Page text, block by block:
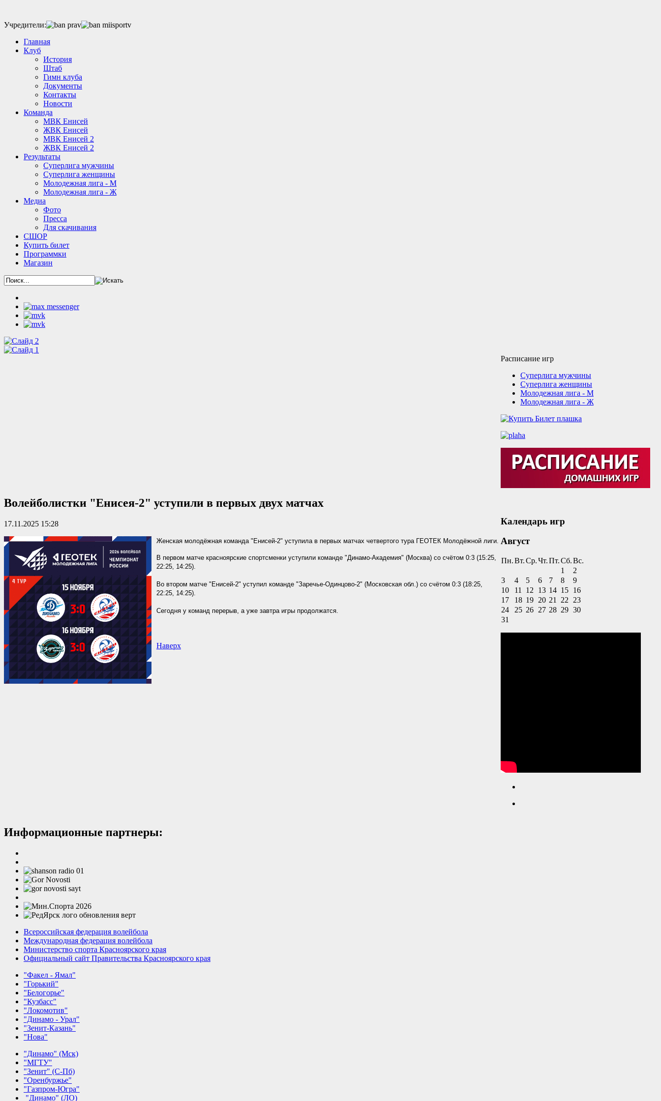
Учредители:
Главная
Клуб
История
Штаб
Гимн клуба
Документы
Контакты
Новости
Команда
МВК Енисей
ЖВК Енисей
МВК Енисей 2
ЖВК Енисей 2
Результаты
Суперлига мужчины
Суперлига женщины
Молодежная лига - М
Молодежная лига - Ж
Медиа
Фото
Пресса
Для скачивания
СШОР
Купить билет
Программки
Магазин
Волейболистки "Енисея-2" уступили в первых двух матчах
17.11.2025 15:28
Женская молодёжная команда "Енисей-2" уступила в первых матчах четвертого тура ГЕОТЕК Молодёжной лиги.
В первом матче красноярские спортсменки уступили команде "Динамо-Академия" (Москва) со счётом 0:3 (15:25,
22:25, 14:25).
Во втором матче "Енисей-2" уступил команде "Заречье-Одинцово-2" (Московская обл.) со счётом 0:3 (18:25,
22:25, 14:25).
Сегодня у команд перерыв, а уже завтра игры продолжатся.
Наверх
Расписание игр
Суперлига мужчины
Суперлига женщины
Молодежная лига - М
Молодежная лига - Ж
Календарь игр
Август
Пн.Вт.Ср.Чт.Пт.Сб.Вс.
1
2
3
4 5 6 7 8
9
10
11 12 13 14 15 16
17
18 19 20 21 22
23
24
25 26 27 28 29 30
31
Информационные партнеры:
Всероссийская федерация волейбола
Международная федерация волейбола
Министерство спорта Красноярского края
Официальный сайт Правительства Красноярского края
"Факел - Ямал"
"Горький"
"Белогорье"
"Кузбасс"
"Локомотив"
"Динамо - Урал"
"Зенит-Казань"
"Нова"
"Динамо" (Мск)
"МГТУ"
"Зенит" (С-Пб)
"Оренбуржье"
"Газпром-Югра"
"Динамо" (ЛО)